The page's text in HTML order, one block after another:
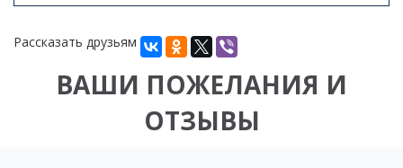
Рассказать друзьям
ВАШИ ПОЖЕЛАНИЯ И
ОТЗЫВЫ